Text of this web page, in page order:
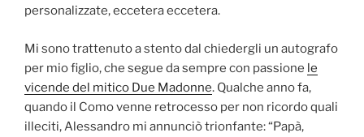
personalizzate, eccetera eccetera.
Mi sono trattenuto a stento dal chiedergli un autografo
per mio figlio, che segue da sempre con passione le
vicende del mitico Due Madonne. Qualche anno fa,
quando il Como venne retrocesso per non ricordo quali
illeciti, Alessandro mi annunciò trionfante: “Papà,